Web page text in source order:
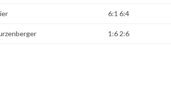
6:1 6:4
1:6 2:6